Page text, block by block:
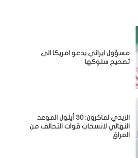
مسؤول ايراني يدعو امريكا الى
تصحيح سلوكها
الزيدي لماكرون: 30 أيلول الموعد
النهائي لانسحاب قوات التحالف من
العراق